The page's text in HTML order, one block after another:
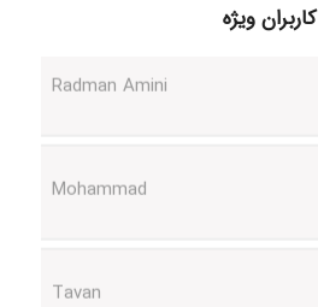
کاربران ویژه